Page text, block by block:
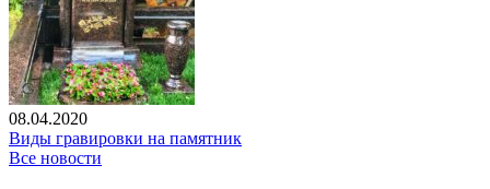
08.04.2020
Виды гравировки на памятник
Все новости